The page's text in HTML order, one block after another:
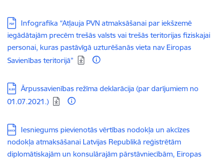
Lejupielādēt:
Infografika “Atļauja PVN atmaksāšanai par iekšzemē
iegādātajām precēm trešās valsts vai trešās teritorijas fiziskajai
personai, kuras pastāvīgā uzturēšanās vieta nav Eiropas
Savienības teritorijā”
Lejupielādēt:
Ārpussavienības režīma deklarācija (par darījumiem no
01.07.2021.)
Lejupielādēt:
Iesniegums pievienotās vērtības nodokļa un akcīzes
nodokļa atmaksāšanai Latvijas Republikā reģistrētām
diplomātiskajām un konsulārajām pārstāvniecībām, Eiropas